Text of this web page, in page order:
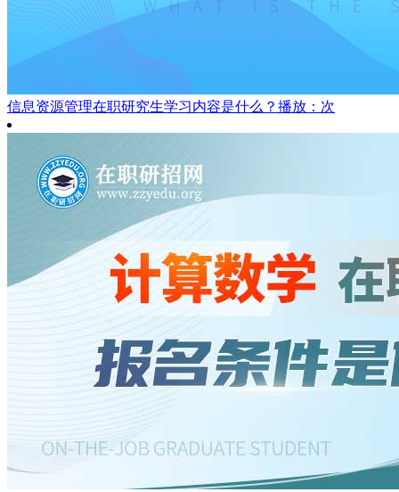
信息资源管理在职研究生学习内容是什么？ 播放：次